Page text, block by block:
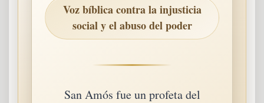
Voz bíblica contra la injusticia
social y el abuso del poder
San Amós fue un profeta del